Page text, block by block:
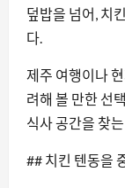
덮밥을 넘어, 치
다.
제주 여행이나
려해 볼 만한 선
식사 공간을 찾
## 치킨 텐동을